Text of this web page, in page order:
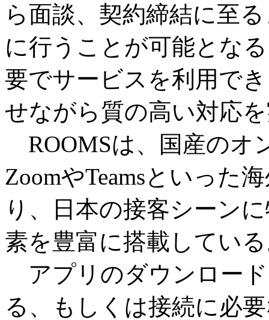
ら面談、契約締結に至
に行うことが可能とな
要でサービスを利用で
せながら質の高い対応
ROOMSは、国産のオ
ZoomやTeamsといった
り、日本の接客シーン
素を豊富に搭載してい
アプリのダウンロー
る、もしくは接続に必